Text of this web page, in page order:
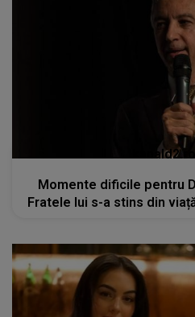
kanald2.ro
Momente dificile pentru
Fratele lui s-a stins din